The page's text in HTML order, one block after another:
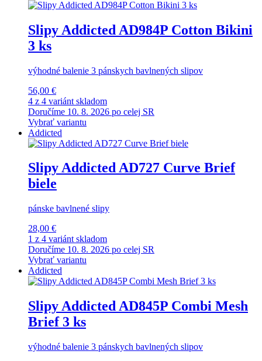
Slipy Addicted AD984P Cotton Bikini
3 ks
výhodné balenie 3 pánskych bavlnených slipov
56,00 €
4 z 4 variánt skladom
Doručíme 10. 8. 2026 po celej SR
Vybrať variantu
Addicted
Slipy Addicted AD727 Curve Brief
biele
pánske bavlnené slipy
28,00 €
1 z 4 variánt skladom
Doručíme 10. 8. 2026 po celej SR
Vybrať variantu
Addicted
Slipy Addicted AD845P Combi Mesh
Brief 3 ks
výhodné balenie 3 pánskych bavlnených slipov